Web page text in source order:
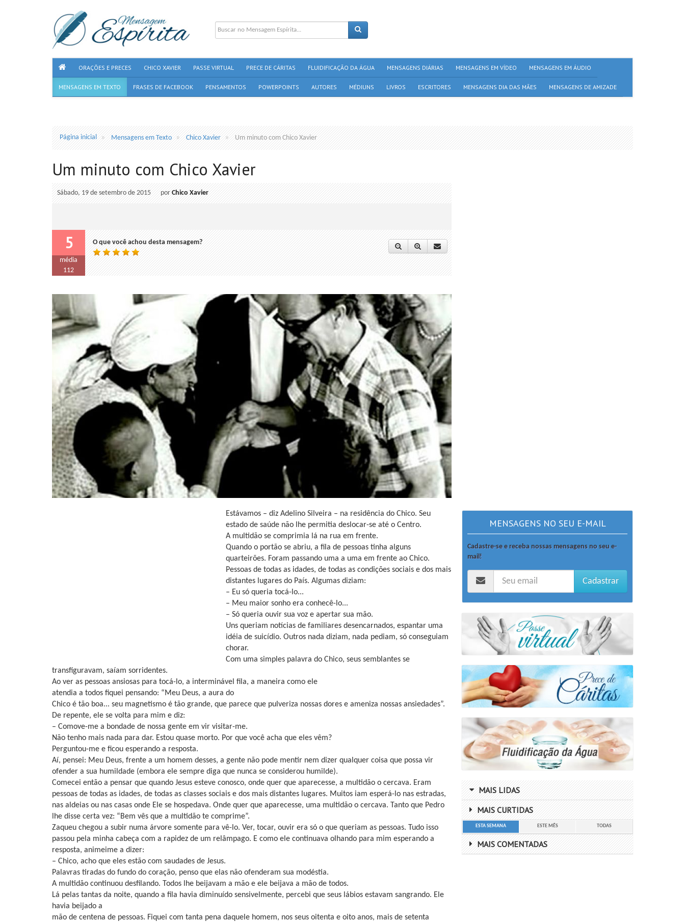
ORAÇÕES E PRECES CHICO XAVIER PASSE VIRTUAL PRECE DE CÁRITAS FLUIDIFICAÇÃO DA ÁGUA MENSAGENS DIÁRIAS MENSAGENS EM VÍDEO MENSAGENS EM ÁUDIO
MENSAGENS EM TEXTO FRASES DE FACEBOOK PENSAMENTOS POWERPOINTS AUTORES MÉDIUNS LIVROS ESCRITORES MENSAGENS DIA DAS MÃES MENSAGENS DE AMIZADE
Página inicial Mensagens em Texto Chico Xavier Um minuto com Chico Xavier
Um minuto com Chico Xavier
Sábado, 19 de setembro de 2015 porChico Xavier
5
média
112
O que você achou desta mensagem?
Estávamos – diz Adelino Silveira – na residência do Chico. Seu
estado de saúde não lhe permitia deslocar-se até o Centro.
A multidão se comprimia lá na rua em frente.
Quando o portão se abriu, a fila de pessoas tinha alguns
quarteirões. Foram passando uma a uma em frente ao Chico.
Pessoas de todas as idades, de todas as condições sociais e dos mais
distantes lugares do País. Algumas diziam:
– Eu só queria tocá-lo...
– Meu maior sonho era conhecê-lo...
– Só queria ouvir sua voz e apertar sua mão.
Uns queriam notícias de familiares desencarnados, espantar uma
idéia de suicídio. Outros nada diziam, nada pediam, só conseguiam
chorar.
Com uma simples palavra do Chico, seus semblantes se
transfiguravam, saíam sorridentes.
Ao ver as pessoas ansiosas para tocá-lo, a interminável fila, a maneira como ele
atendia a todos fiquei pensando: “Meu Deus, a aura do
Chico é tão boa... seu magnetismo é tão grande, que parece que pulveriza nossas dores e ameniza nossas ansiedades”.
De repente, ele se volta para mim e diz:
– Comove-me a bondade de nossa gente em vir visitar-me.
Não tenho mais nada para dar. Estou quase morto. Por que você acha que eles vêm?
Perguntou-me e ficou esperando a resposta.
Aí, pensei: Meu Deus, frente a um homem desses, a gente não pode mentir nem dizer qualquer coisa que possa vir
ofender a sua humildade (embora ele sempre diga que nunca se considerou humilde).
Comecei então a pensar que quando Jesus esteve conosco, onde quer que aparecesse, a multidão o cercava. Eram
pessoas de todas as idades, de todas as classes sociais e dos mais distantes lugares. Muitos iam esperá-lo nas estradas,
nas aldeias ou nas casas onde Ele se hospedava. Onde quer que aparecesse, uma multidão o cercava. Tanto que Pedro
lhe disse certa vez: “Bem vês que a multidão te comprime”.
Zaqueu chegou a subir numa árvore somente para vê-lo. Ver, tocar, ouvir era só o que queriam as pessoas. Tudo isso
passou pela minha cabeça com a rapidez de um relâmpago. E como ele continuava olhando para mim esperando a
resposta, animeime a dizer:
– Chico, acho que eles estão com saudades de Jesus.
Palavras tiradas do fundo do coração, penso que elas não ofenderam sua modéstia.
A multidão continuou desfilando. Todos lhe beijavam a mão e ele beijava a mão de todos.
Lá pelas tantas da noite, quando a fila havia diminuído sensivelmente, percebi que seus lábios estavam sangrando. Ele
havia beijado a
mão de centena de pessoas. Fiquei com tanta pena daquele homem, nos seus oitenta e oito anos, mais de setenta
MENSAGENS NO SEU E-MAIL
Cadastre-se e receba nossas mensagens no seu e-
mail!
Cadastrar
MAIS LIDAS
MAIS CURTIDAS
ESTA SEMANA ESTE MÊS TODAS
MAIS COMENTADAS